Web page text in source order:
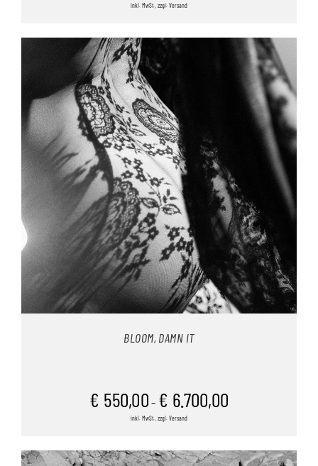
inkl. MwSt., zzgl. Versand
BLOOM, DAMN IT
€ 550,00 – € 6.700,00
inkl. MwSt., zzgl. Versand